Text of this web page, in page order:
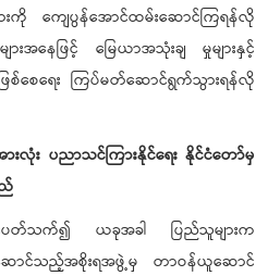
းကို ကျေပွန်အောင်ထမ်းဆောင်ကြရန်လို
းအနေဖြင့် မြေယာအသုံးချ မှုများနှင့်
စေရေး ကြပ်မတ်ဆောင်ရွက်သွားရန်လို
းလုံး ပညာသင်ကြားနိုင်ရေး နိုင်ငံတော်မှ
င့်ပတ်သက်၍ ယခုအခါ ပြည်သူများက
ောင်သည့်အစိုးရအဖွဲ့မှ တာဝန်ယူဆောင်